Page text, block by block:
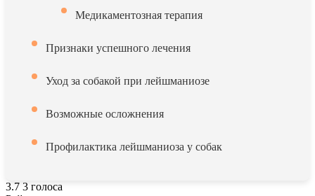
Медикаментозная терапия
Признаки успешного лечения
Уход за собакой при лейшманиозе
Возможные осложнения
Профилактика лейшманиоза у собак
3.7 3 голоса